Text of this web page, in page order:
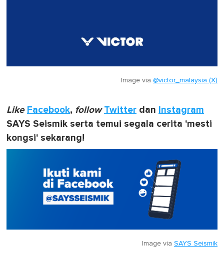
Image via @victor_malaysia (X)
Like Facebook, follow Twitter dan Instagram
SAYS Seismik serta temui segala cerita 'mesti
kongsi' sekarang!
Image via SAYS Seismik